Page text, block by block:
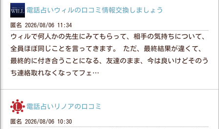
電話占いウィルの口コミ情報交換しましょう
匿名 2026/08/06 11:34
ウィルで何人かの先生にみてもらって、相手の気持ちについて、
全員ほぼ同じことを言ってきます。 ただ、最終結果が違くて、
最終的に付き合うことになる、友達のまま、今は良いけどそのう
ち連絡取れなくなってフェ…
電話占いリノアの口コミ
匿名 2026/08/06 10:30